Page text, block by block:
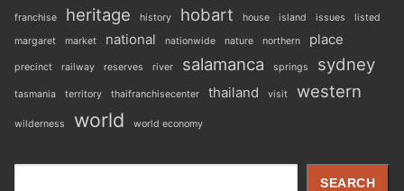
franchise heritage history hobart house island issues
listed
margaret
market national nationwide nature northern place
precinct railway reserves river salamanca springs sydney
tasmania territory thaifranchisecenter thailand visit western
wilderness world world economy
SEARCH